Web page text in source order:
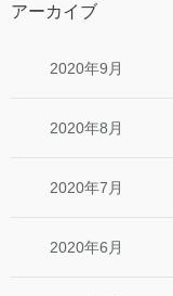
アーカイブ
2020年9月
2020年8月
2020年7月
2020年6月